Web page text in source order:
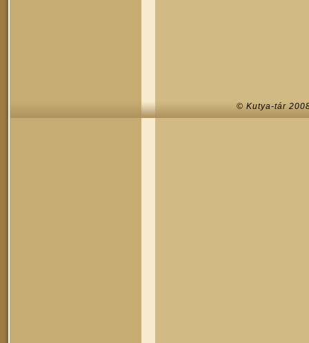
© Kutya-tár